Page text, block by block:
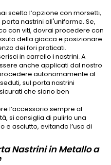
scelto l’opzione con morsetti,
nastrini all'uniforme. Se,
con viti, dovrai procedere con
della giacca e posizionare
dei fori praticati.
in carrello i nastrini. A
anche applicati dal nostro
autonomamente al
sul porta nastrini
che siano ben
l’accessorio sempre al
si consiglia di pulirlo una
e asciutto, evitando l’uso di
Nastrini in Metallo a